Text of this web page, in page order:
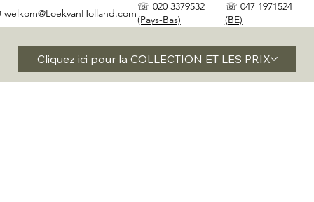
☏ 020 3379532
(Pays-Bas)
☏ 047 1971524
(BE)
welkom@LoekvanHolland.com
Cliquez ici pour la COLLECTION ET LES PRIX